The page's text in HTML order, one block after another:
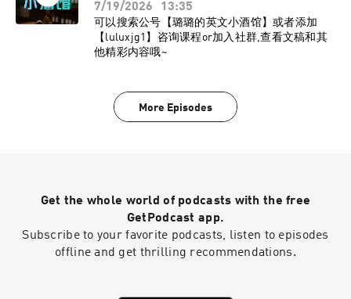
7/19/2026
13:35
可以搜索公号【璐璐的英文小酒馆】或者添加
【luluxjg1】咨询课程or加入社群,查看文稿和其
他精彩内容哦~
More Episodes
Get the whole world of podcasts with the free
GetPodcast app.
Subscribe to your favorite podcasts, listen to episodes
offline and get thrilling recommendations.